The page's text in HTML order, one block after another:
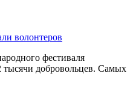
волонтеров
фестиваля
добровольцев. Самых